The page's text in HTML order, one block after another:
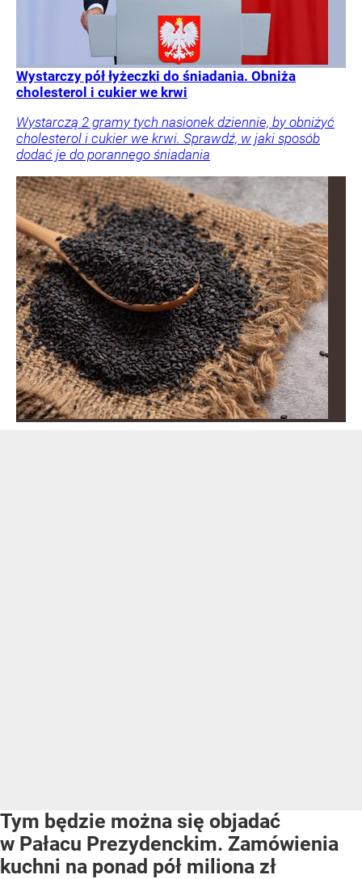
Wystarczy pół łyżeczki do śniadania. Obniża
cholesterol i cukier we krwi
Wystarczą 2 gramy tych nasionek dziennie, by obniżyć
cholesterol i cukier we krwi. Sprawdź, w jaki sposób
dodać je do porannego śniadania
Tym będzie można się objadać
w Pałacu Prezydenckim. Zamówienia
kuchni na ponad pół miliona zł